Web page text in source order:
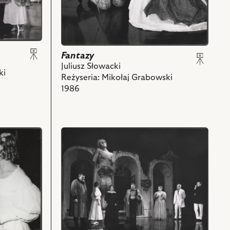
Idalia
z
nim
obiektów
Fantazy
Juliusz Słowacki
Reżyseria: Mikołaj Grabowski
1986
przejdź
obiektu
Fantazy,
zdjęciu:
Mariusz
Dmochowski